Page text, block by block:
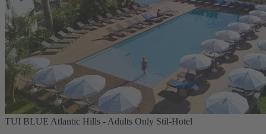
TUI BLUE Atlantic Hills - Adults Only Stil-Hotel